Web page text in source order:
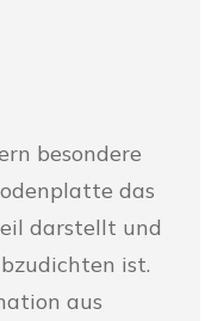
besondere
das
darstellt und
ist.
aus